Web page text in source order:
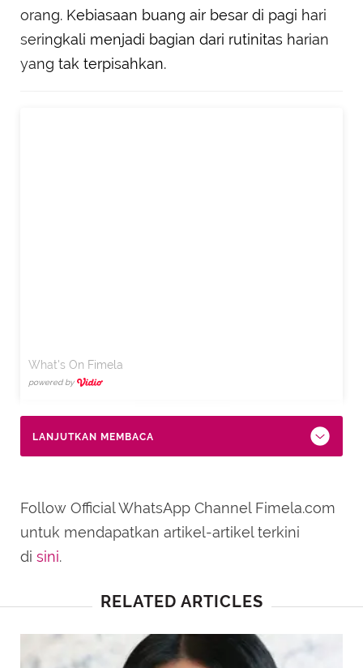
orang. Kebiasaan buang air besar di pagi hari
seringkali menjadi bagian dari rutinitas harian
yang tak terpisahkan.
What's On Fimela
powered by
LANJUTKAN MEMBACA
Follow Official WhatsApp Channel Fimela.com
untuk mendapatkan artikel-artikel terkini
di sini.
RELATED ARTICLES